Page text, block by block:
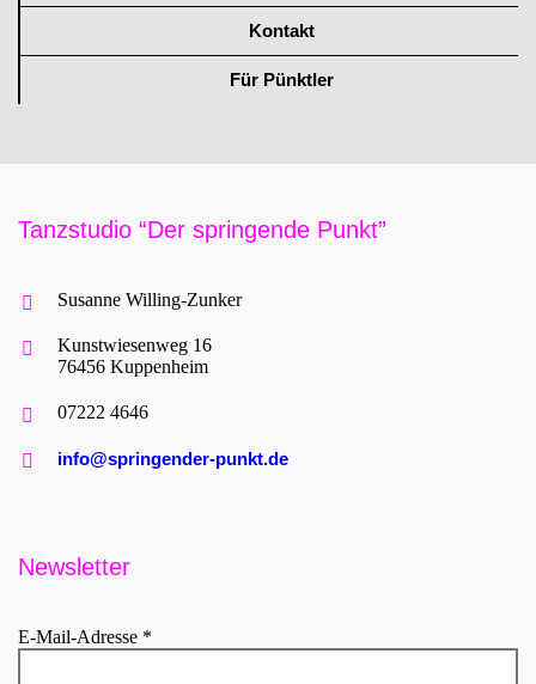
Kontakt
Für Pünktler
Tanzstudio “Der springende Punkt”
Susanne Willing-Zunker
Kunstwiesenweg 16
76456 Kuppenheim
07222 4646
info@springender-punkt.de
Newsletter
E-Mail-Adresse *